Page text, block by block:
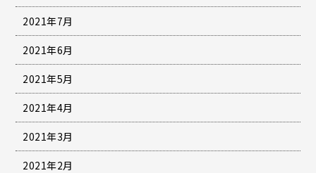
2021年7月
2021年6月
2021年5月
2021年4月
2021年3月
2021年2月